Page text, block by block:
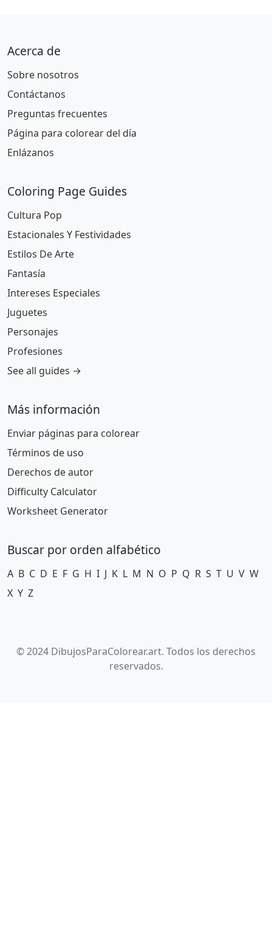
Acerca de
Sobre nosotros
Contáctanos
Preguntas frecuentes
Página para colorear del día
Enlázanos
Coloring Page Guides
Cultura Pop
Estacionales Y Festividades
Estilos De Arte
Fantasía
Intereses Especiales
Juguetes
Personajes
Profesiones
See all guides →
Más información
Enviar páginas para colorear
Términos de uso
Derechos de autor
Difficulty Calculator
Worksheet Generator
Buscar por orden alfabético
A B C D E F G H I J K L M N O P Q R S T U V W
X Y Z
© 2024 DibujosParaColorear.art. Todos los derechos
reservados.